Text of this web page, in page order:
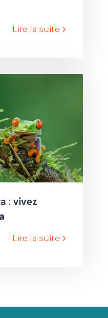
Lire la suite
: vivez
Lire la suite